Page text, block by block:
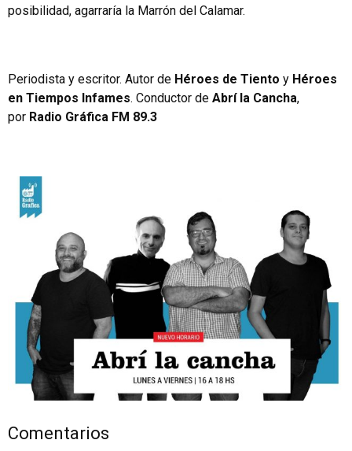
posibilidad, agarraría la Marrón del Calamar.
Periodista y escritor. Autor de Héroes de Tiento y Héroes
en Tiempos Infames. Conductor de Abrí la Cancha,
por Radio Gráfica FM 89.3
Comentarios